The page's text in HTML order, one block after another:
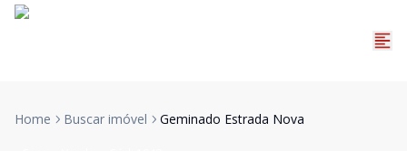
Home Buscar imóvel Geminado Estrada Nova